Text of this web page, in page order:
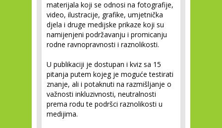
materijala koji se odnosi na fotografije,
video, ilustracije, grafike, umjetnička
djela i druge medijske prikaze koji su
namijenjeni podržavanju i promicanju
rodne ravnopravnosti i raznolikosti.
U publikaciji je dostupan i kviz sa 15
pitanja putem kojeg je moguće testirati
znanje, ali i potaknuti na razmišljanje o
važnosti inkluzivnosti, neutralnosti
prema rodu te podršci raznolikosti u
medijima.